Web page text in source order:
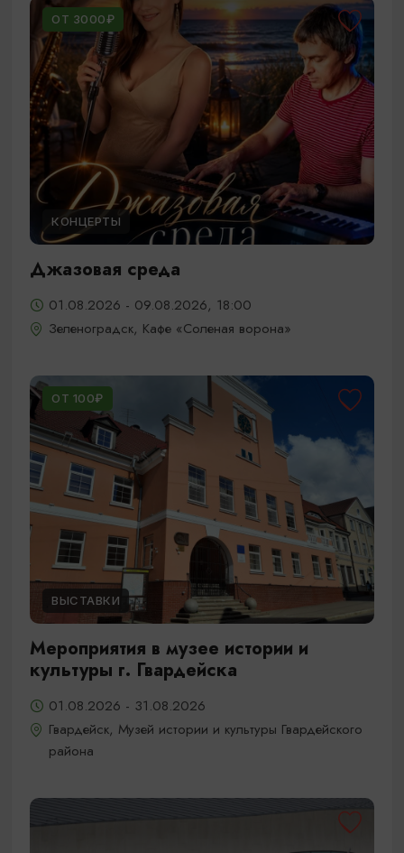
ОТ 3000₽
КОНЦЕРТЫ
Джазовая среда
01.08.2026 - 09.08.2026, 18:00
Зеленоградск, Кафе «Соленая ворона»
ОТ 100₽
ВЫСТАВКИ
Мероприятия в музее истории и
культуры г. Гвардейска
01.08.2026 - 31.08.2026
Гвардейск, Музей истории и культуры Гвардейского
района